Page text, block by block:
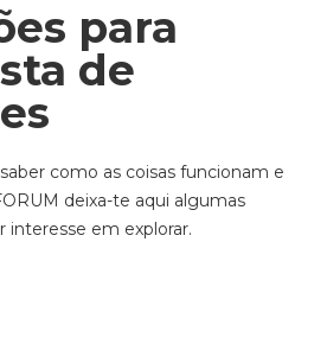
para
de
como as coisas funcionam e
deixa-te aqui algumas
interesse em explorar.